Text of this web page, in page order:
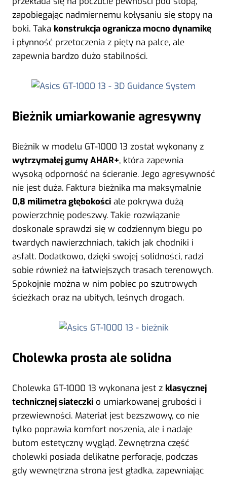
zapobiegając nadmiernemu kołysaniu się stopy na
boki. Taka konstrukcja ogranicza mocno dynamikę
i płynność przetoczenia z pięty na palce, ale
zapewnia bardzo dużo stabilności.
Bieżnik umiarkowanie agresywny
Bieżnik w modelu GT-1000 13 został wykonany z
wytrzymałej gumy AHAR+, która zapewnia
wysoką odporność na ścieranie. Jego agresywność
nie jest duża. Faktura bieżnika ma maksymalnie
0,8 milimetra głębokości ale pokrywa dużą
powierzchnię podeszwy. Takie rozwiązanie
doskonale sprawdzi się w codziennym biegu po
twardych nawierzchniach, takich jak chodniki i
asfalt. Dodatkowo, dzięki swojej solidności, radzi
sobie również na łatwiejszych trasach terenowych.
Spokojnie można w nim pobiec po szutrowych
ścieżkach oraz na ubitych, leśnych drogach.
Cholewka prosta ale solidna
Cholewka GT-1000 13 wykonana jest z klasycznej
technicznej siateczki o umiarkowanej grubości i
przewiewności. Materiał jest bezszwowy, co nie
tylko poprawia komfort noszenia, ale i nadaje
butom estetyczny wygląd. Zewnętrzna część
cholewki posiada delikatne perforacje, podczas
gdy wewnętrzna strona jest gładka, zapewniając